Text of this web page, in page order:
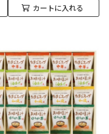
カートに入れる